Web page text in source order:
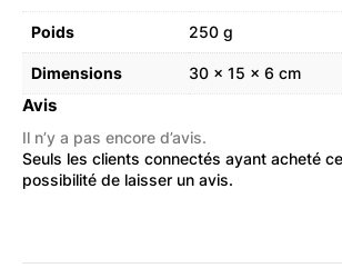
Poids 250 g
Dimensions 30 × 15 × 6 cm
Avis
Il n’y a pas encore d’avis.
Seuls les clients connectés ayant acheté
possibilité de laisser un avis.